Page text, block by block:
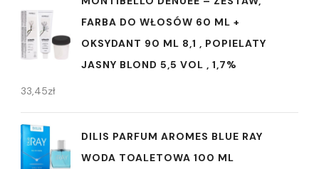
FARBA DO WŁOSÓW 60 ML +
OKSYDANT 90 ML 8,1 , POPIELATY
JASNY BLOND 5,5 VOL , 1,7%
33,45zł
DILIS PARFUM AROMES BLUE RAY
WODA TOALETOWA 100 ML